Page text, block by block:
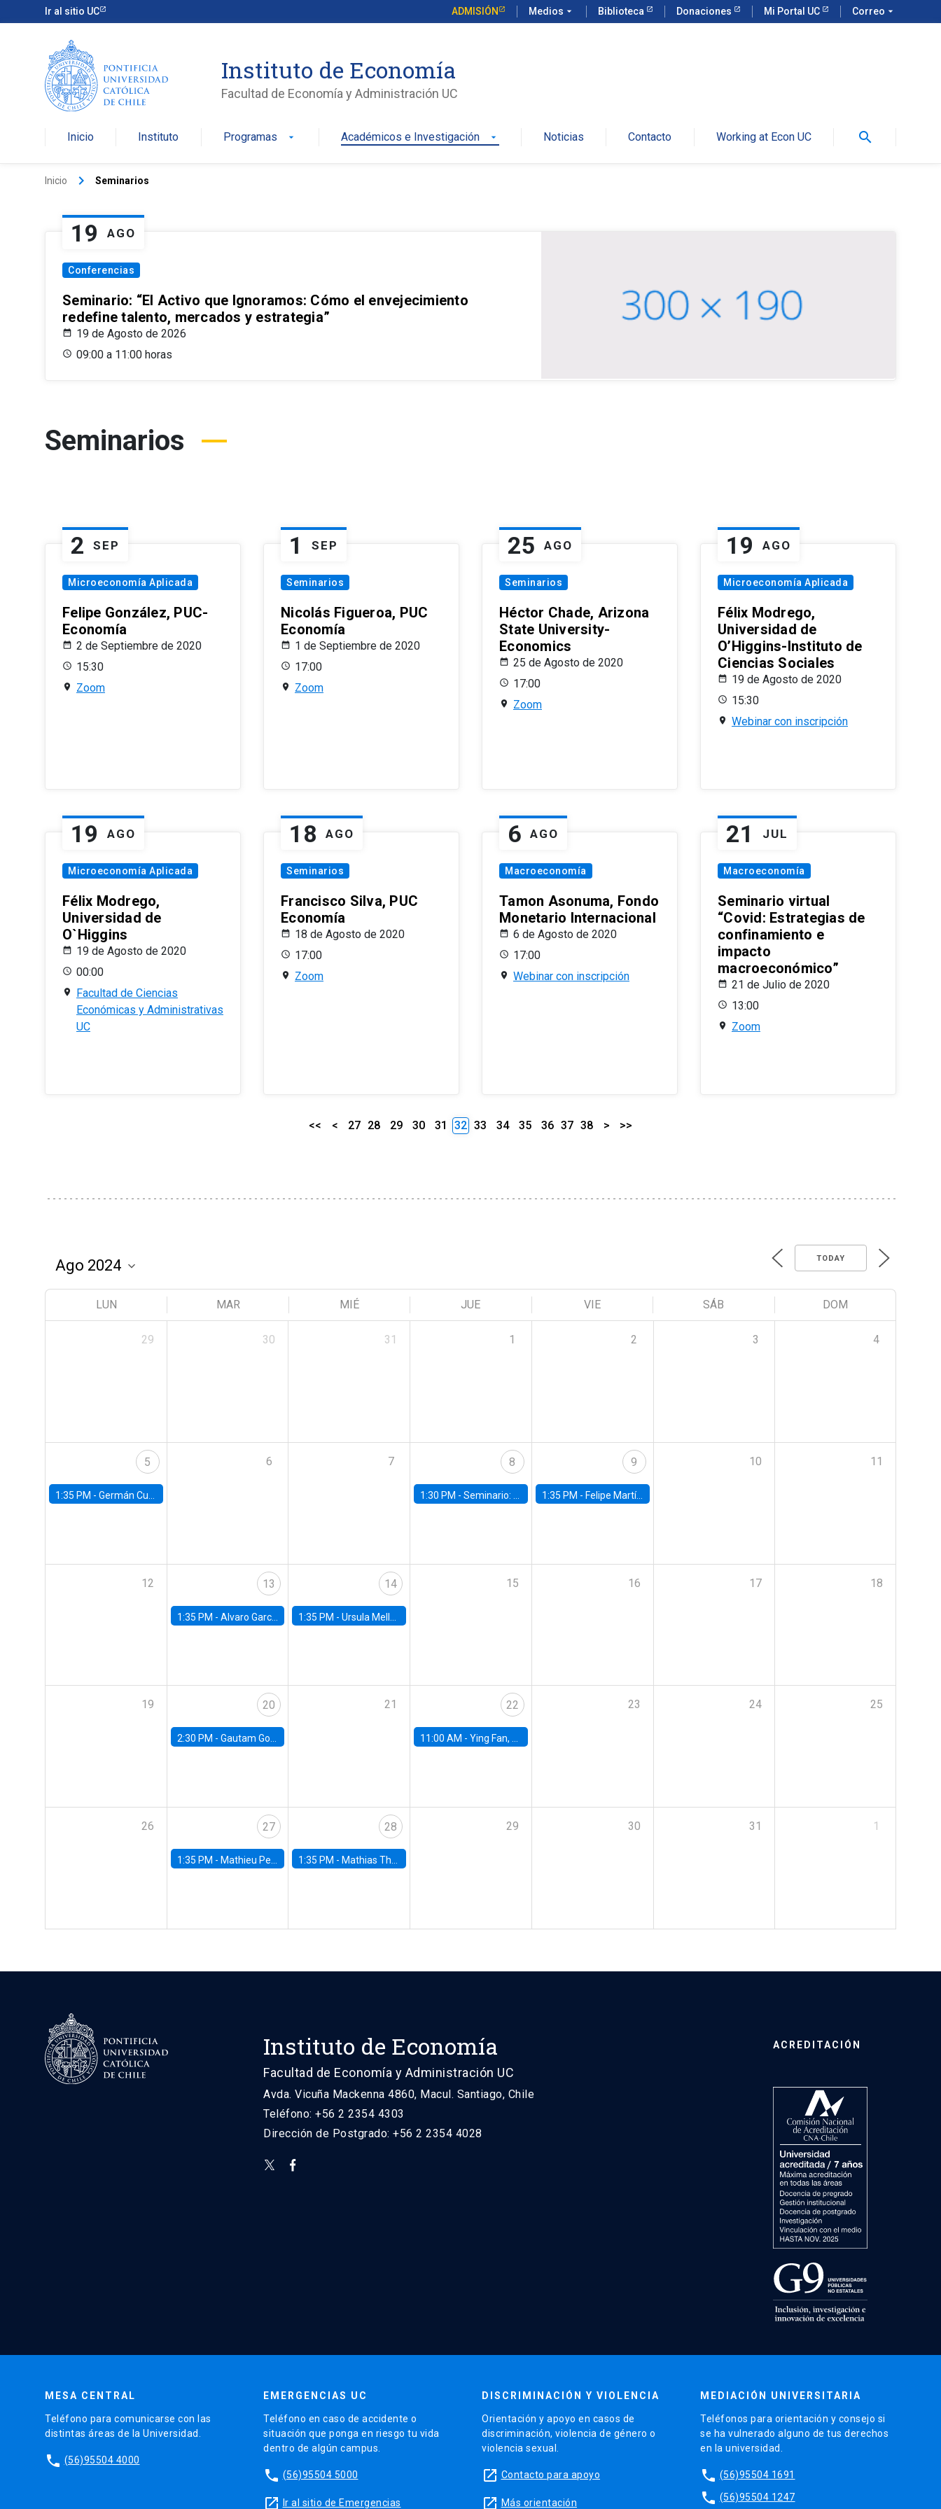
Ir al sitio UC ADMISIÓN Medios arrow_drop_down Biblioteca Donaciones Mi Portal UC Correo arrow_drop_down
Instituto de Economía
Facultad de Economía y Administración UC
Inicio Instituto Programas arrow_drop_down Académicos e Investigación arrow_drop_down Noticias Contacto Working at Econ UC search
Inicio keyboard_arrow_right Seminarios
19 AGO
Conferencias
Seminario: “El Activo que Ignoramos: Cómo el envejecimiento
redefine talento, mercados y estrategia”
19 de Agosto de 2026
09:00 a 11:00 horas
Seminarios
2 SEP
Microeconomía Aplicada
Felipe González, PUC-
Economía
2 de Septiembre de 2020
15:30
Zoom
1 SEP
Seminarios
Nicolás Figueroa, PUC
Economía
1 de Septiembre de 2020
17:00
Zoom
25 AGO
Seminarios
Héctor Chade, Arizona
State University-
Economics
25 de Agosto de 2020
17:00
Zoom
19 AGO
Microeconomía Aplicada
Félix Modrego,
Universidad de
O’Higgins-Instituto de
Ciencias Sociales
19 de Agosto de 2020
15:30
Webinar con inscripción
19 AGO
Microeconomía Aplicada
Félix Modrego,
Universidad de
O`Higgins
19 de Agosto de 2020
00:00
Facultad de Ciencias
Económicas y Administrativas
UC
18 AGO
Seminarios
Francisco Silva, PUC
Economía
18 de Agosto de 2020
17:00
Zoom
6 AGO
Macroeconomía
Tamon Asonuma, Fondo
Monetario Internacional
6 de Agosto de 2020
17:00
Webinar con inscripción
21 JUL
Macroeconomía
Seminario virtual
“Covid: Estrategias de
confinamiento e
impacto
macroeconómico”
21 de Julio de 2020
13:00
Zoom
<< < 27 28 29 30 31 32 33 34 35 36 37 38 > >>
TODAY
LUN MAR MIÉ JUE VIE SÁB DOM
29 30 31 1 2 3 4
5
1:35 PM - Germán Cubas, University of Houston
6 7 8
1:30 PM -Seminario: “Recuperando la humanidad para progresar en la era de la IA»
9
1:35 PM - Felipe Martínez, alumno Doctorado en Economía UC
10 11
12 13
1:35 PM - Alvaro Garcia-Marin, Universidad de Los Andes
14
1:35 PM -Ursula Mello, Insper - Institute of Education and Research
15 16 17 18
19 20
2:30 PM - Gautam Gowrisankaran, Columbia University
21 22
11:00 AM -Ying Fan, University of Michigan
23 24 25
26 27
1:35 PM - Mathieu Pedemonte, IDB
28
1:35 PM - Mathias Thoenig, University of Lausanne
29 30 31 1
Instituto de Economía
Facultad de Economía y Administración UC
Avda. Vicuña Mackenna 4860, Macul. Santiago, Chile
Teléfono: +56 2 2354 4303
Dirección de Postgrado: +56 2 2354 4028
ACREDITACIÓN
MESA CENTRAL
Teléfono para comunicarse con las
distintas áreas de la Universidad.
phone (56)95504 4000
EMERGENCIAS UC
Teléfono en caso de accidente o
situación que ponga en riesgo tu vida
dentro de algún campus.
phone (56)95504 5000
launch Ir al sitio de Emergencias
DISCRIMINACIÓN Y VIOLENCIA
Orientación y apoyo en casos de
discriminación, violencia de género o
violencia sexual.
launch Contacto para apoyo
launch Más orientación
MEDIACIÓN UNIVERSITARIA
Teléfonos para orientación y consejo si
se ha vulnerado alguno de tus derechos
en la universidad.
phone (56)95504 1691
phone (56)95504 1247